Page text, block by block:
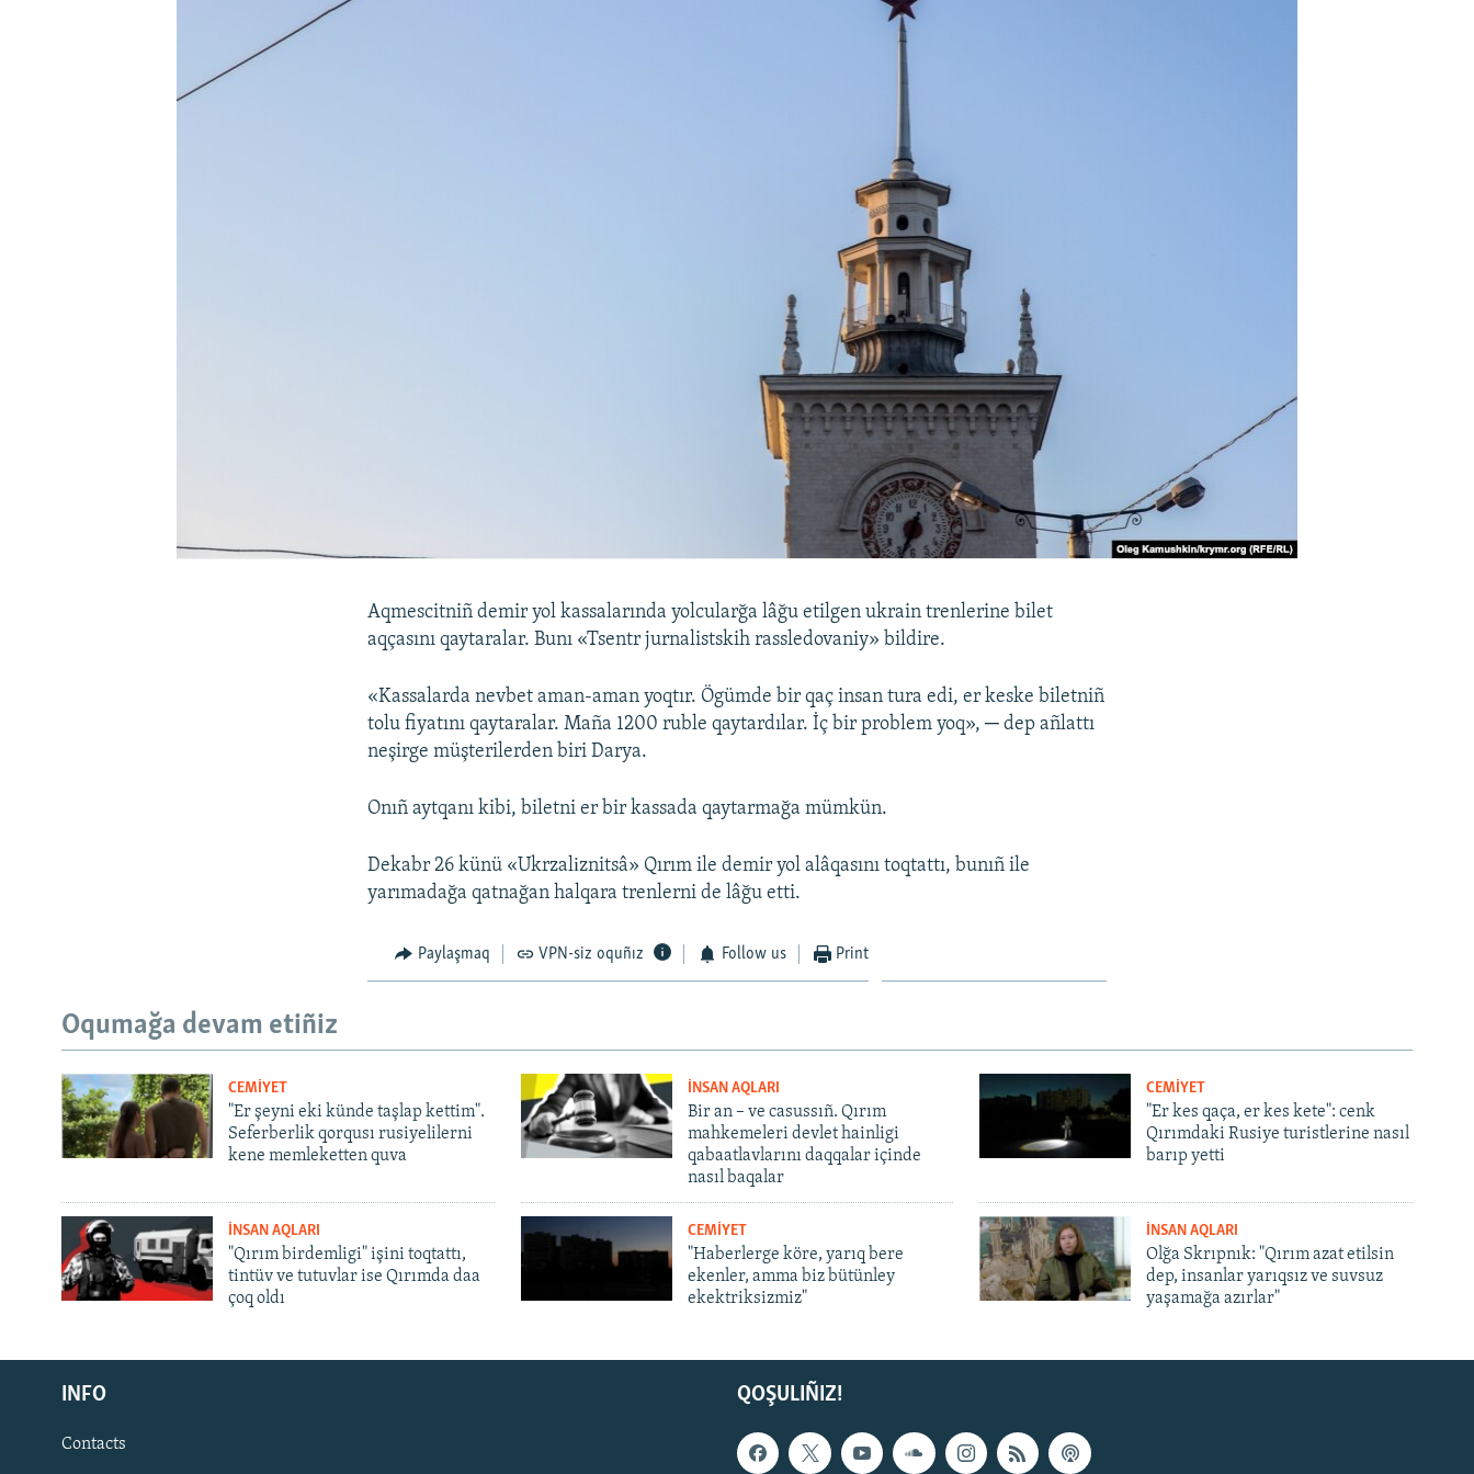
Русский
Українською
QOŞULIÑIZ!
Aqmescitniñ demir yol kassalarında yolcularğa lâğu etilgen ukrain trenlerine bilet
aqçasını qaytaralar. Bunı «Tsentr jurnalistskih rassledovaniy» bildire.
«Kassalarda nevbet aman-aman yoqtır. Ögümde bir qaç insan tura edi, er keske biletniñ
tolu fiyatını qaytaralar. Maña 1200 ruble qaytardılar. İç bir problem yoq», ─ dep añlattı
neşirge müşterilerden biri Darya.
Onıñ aytqanı kibi, biletni er bir kassada qaytarmağa mümkün.
Dekabr 26 künü «Ukrzalіznitsâ» Qırım ile demir yol alâqasını toqtattı, bunıñ ile
yarımadağa qatnağan halqara trenlerni de lâğu etti.
Paylaşmaq VPN-siz oquñız Follow us Print
Oqumağa devam etiñiz
CEMİYET
"Er şeyni eki künde taşlap kettim".
Seferberlik qorqusı rusiyelilerni
kene memleketten quva
İNSAN AQLARI
Bir an – ve casussıñ. Qırım
mahkemeleri devlet hainligi
qabaatlavlarını daqqalar içinde
nasıl baqalar
CEMİYET
"Er kes qaça, er kes kete": cenk
Qırımdaki Rusiye turistlerine nasıl
barıp yetti
İNSAN AQLARI
"Qırım birdemligi" işini toqtattı,
tintüv ve tutuvlar ise Qırımda daa
çoq oldı
CEMİYET
"Haberlerge köre, yarıq bere
ekenler, amma biz bütünley
ekektriksizmiz"
İNSAN AQLARI
Olğa Skrıpnık: "Qırım azat etilsin
dep, insanlar yarıqsız ve suvsuz
yaşamağa azırlar"
QOŞULIÑIZ!
INFO
Contacts